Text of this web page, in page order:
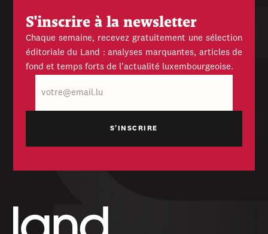
S'inscrire à la newsletter
Chaque semaine, recevez gratuitement une sélection
éditoriale du Land : analyses marquantes, articles de
fond et temps forts de l'actualité luxembourgeoise.
mail